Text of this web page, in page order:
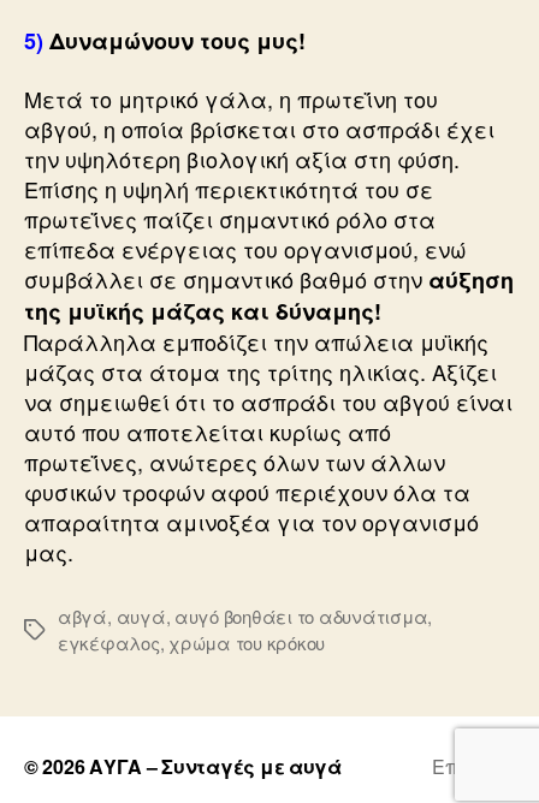
5)Δυναμώνουν τους μυς!
Μετά το μητρικό γάλα, η πρωτεΐνη του
αβγού, η οποία βρίσκεται στο ασπράδι έχει
την υψηλότερη βιολογική αξία στη φύση.
Επίσης η υψηλή περιεκτικότητά του σε
πρωτεΐνες παίζει σημαντικό ρόλο στα
επίπεδα ενέργειας του οργανισμού, ενώ
συμβάλλει σε σημαντικό βαθμό στην αύξηση
της μυϊκής μάζας και δύναμης!
Παράλληλα εμποδίζει την απώλεια μυϊκής
μάζας στα άτομα της τρίτης ηλικίας. Αξίζει
να σημειωθεί ότι το ασπράδι του αβγού είναι
αυτό που αποτελείται κυρίως από
πρωτεΐνες, ανώτερες όλων των άλλων
φυσικών τροφών αφού περιέχουν όλα τα
απαραίτητα αμινοξέα για τον οργανισμό
μας.
Ετικέτες
αβγά, αυγά, αυγό βοηθάει το αδυνάτισμα,
εγκέφαλος, χρώμα του κρόκου
© 2026ΑΥΓΑ – Συνταγές με αυγά Επάνω